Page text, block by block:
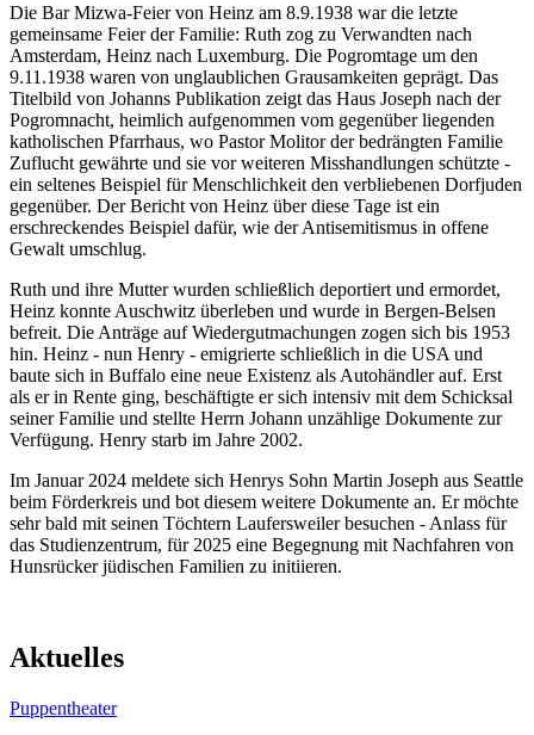
Die Bar Mizwa-Feier von Heinz am 8.9.1938 war die letzte
gemeinsame Feier der Familie: Ruth zog zu Verwandten nach
Amsterdam, Heinz nach Luxemburg. Die Pogromtage um den
9.11.1938 waren von unglaublichen Grausamkeiten geprägt. Das
Titelbild von Johanns Publikation zeigt das Haus Joseph nach der
Pogromnacht, heimlich aufgenommen vom gegenüber liegenden
katholischen Pfarrhaus, wo Pastor Molitor der bedrängten Familie
Zuflucht gewährte und sie vor weiteren Misshandlungen schützte -
ein seltenes Beispiel für Menschlichkeit den verbliebenen Dorfjuden
gegenüber. Der Bericht von Heinz über diese Tage ist ein
erschreckendes Beispiel dafür, wie der Antisemitismus in offene
Gewalt umschlug.
Ruth und ihre Mutter wurden schließlich deportiert und ermordet,
Heinz konnte Auschwitz überleben und wurde in Bergen-Belsen
befreit. Die Anträge auf Wiedergutmachungen zogen sich bis 1953
hin. Heinz - nun Henry - emigrierte schließlich in die USA und
baute sich in Buffalo eine neue Existenz als Autohändler auf. Erst
als er in Rente ging, beschäftigte er sich intensiv mit dem Schicksal
seiner Familie und stellte Herrn Johann unzählige Dokumente zur
Verfügung. Henry starb im Jahre 2002.
Im Januar 2024 meldete sich Henrys Sohn Martin Joseph aus Seattle
beim Förderkreis und bot diesem weitere Dokumente an. Er möchte
sehr bald mit seinen Töchtern Laufersweiler besuchen - Anlass für
das Studienzentrum, für 2025 eine Begegnung mit Nachfahren von
Hunsrücker jüdischen Familien zu initiieren.
Aktuelles
Puppentheater